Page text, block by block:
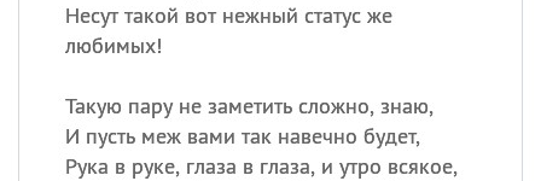
Несут такой вот нежный статус же
любимых!
Такую пару не заметить сложно, знаю,
И пусть меж вами так навечно будет,
Рука в руке, глаза в глаза, и утро всякое,